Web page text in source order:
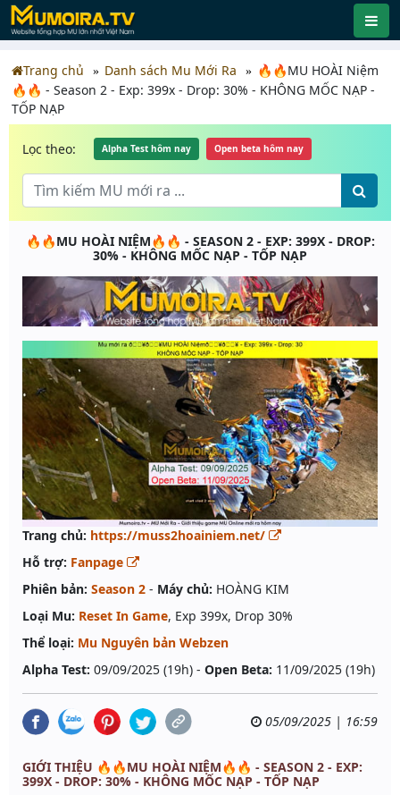
Trang chủ Danh sách Mu Mới Ra
🔥🔥MU HOÀI Niệm
🔥🔥 - Season 2 - Exp: 399x - Drop: 30% - KHÔNG MỐC NẠP -
TỐP NẠP
Lọc theo: Alpha Test hôm nay Open beta hôm nay
🔥🔥MU HOÀI NIỆM🔥🔥 - SEASON 2 - EXP: 399X - DROP:
30% - KHÔNG MỐC NẠP - TỐP NẠP
Trang chủ: https://muss2hoainiem.net/
Hỗ trợ: Fanpage
Phiên bản: Season 2 - Máy chủ: HOÀNG KIM
Loại Mu: Reset In Game, Exp 399x, Drop 30%
Thể loại: Mu Nguyên bản Webzen
Alpha Test: 09/09/2025 (19h) - Open Beta: 11/09/2025 (19h)
05/09/2025 | 16:59
GIỚI THIỆU 🔥🔥MU HOÀI NIỆM🔥🔥 - SEASON 2 - EXP:
399X - DROP: 30% - KHÔNG MỐC NẠP - TỐP NẠP